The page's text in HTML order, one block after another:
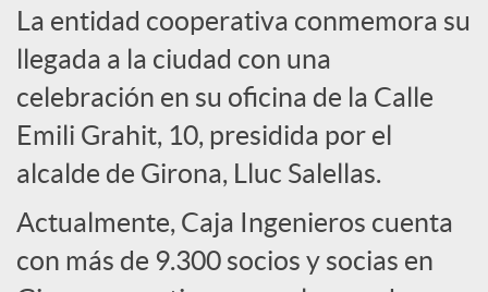
e
s
S
o
La entidad cooperativa conmemora su
llegada a la ciudad con una
celebración en su oficina de la Calle
Emili Grahit, 10, presidida por el
alcalde de Girona, Lluc Salellas.
Actualmente, Caja Ingenieros cuenta
con más de 9.300 socios y socias en